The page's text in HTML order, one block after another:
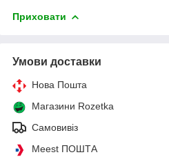
Приховати
Умови доставки
Нова Пошта
Магазини Rozetka
Самовивіз
Meest ПОШТА